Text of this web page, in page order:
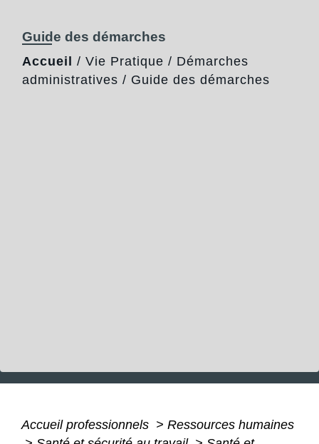
Guide des démarches
Accueil / Vie Pratique / Démarches
administratives / Guide des démarches
Accueil professionnels > Ressources humaines